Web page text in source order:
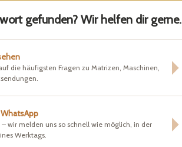
gefunden? Wir helfen dir gerne.
die häufigsten Fragen zu Matrizen, Maschinen,
– wir melden uns so schnell wie möglich, in der
Werktags.